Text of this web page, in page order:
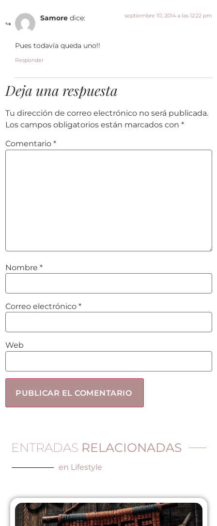
Samore dice: septiembre 10, 2014 a las 12:22 pm
Pues todavía queda uno!!
Responder
Deja una respuesta
Tu dirección de correo electrónico no será publicada.
Los campos obligatorios están marcados con *
Comentario *
Nombre *
Correo electrónico *
Web
ENTRADAS RELACIONADAS
en Lifestyle